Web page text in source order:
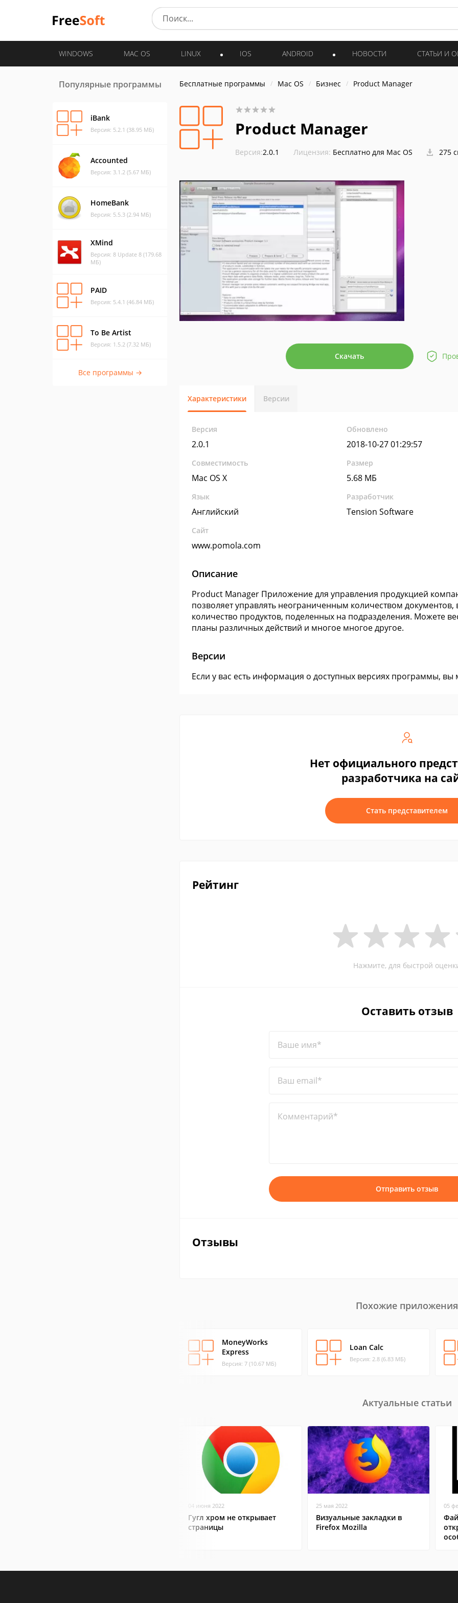
WINDOWS MAC OS LINUX IOS ANDROID НОВОСТИ СТАТЬИ И
Популярные программы
iBank
Версия: 5.2.1 (38.95 МБ)
Accounted
Версия: 3.1.2 (5.67 МБ)
HomeBank
Версия: 5.5.3 (2.94 МБ)
XMind
Версия: 8 Update 8 (179.68
МБ)
PAID
Версия: 5.4.1 (46.84 МБ)
To Be Artist
Версия: 1.5.2 (7.32 МБ)
Все программы →
Бесплатные программы Mac OS Бизнес Product Manager
Product Manager
Версия:2.0.1 Лицензия: Бесплатно для Mac OS 275
Скачать
Характеристики Версии
Версия
2.0.1
Обновлено
2018-10-27 01:29:57
Совместимость
Mac OS X
Размер
5.68 МБ
Язык
Английский
Разработчик
Tension Software
Сайт
www.pomola.com
Описание
Product Manager Приложение для управления продукцией
позволяет управлять неограниченным количеством
количество продуктов, поделенных на подразделения. Можете
планы различных действий и многое многое другое.
Версии
Если у вас есть информация о доступных версиях программы,
Нет официального
разработчика на
Стать представителем
Рейтинг
Нажмите, для быстрой
Оставить отзыв
Ваше имя*
Ваш email*
Комментарий*
Отправить отзыв
Отзывы
Похожие приложения
MoneyWorks
Express
Версия: 7 (10.67 МБ)
Loan Calc
Версия: 2.8 (6.83 МБ)
Актуальные статьи
04 июня 2022
Гугл хром не открывает
страницы
25 мая 2022
Визуальные закладки в
Firefox Mozilla
05